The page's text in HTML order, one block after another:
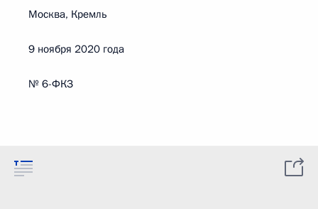
Москва, Кремль
9 ноября 2020 года
№ 6-ФКЗ